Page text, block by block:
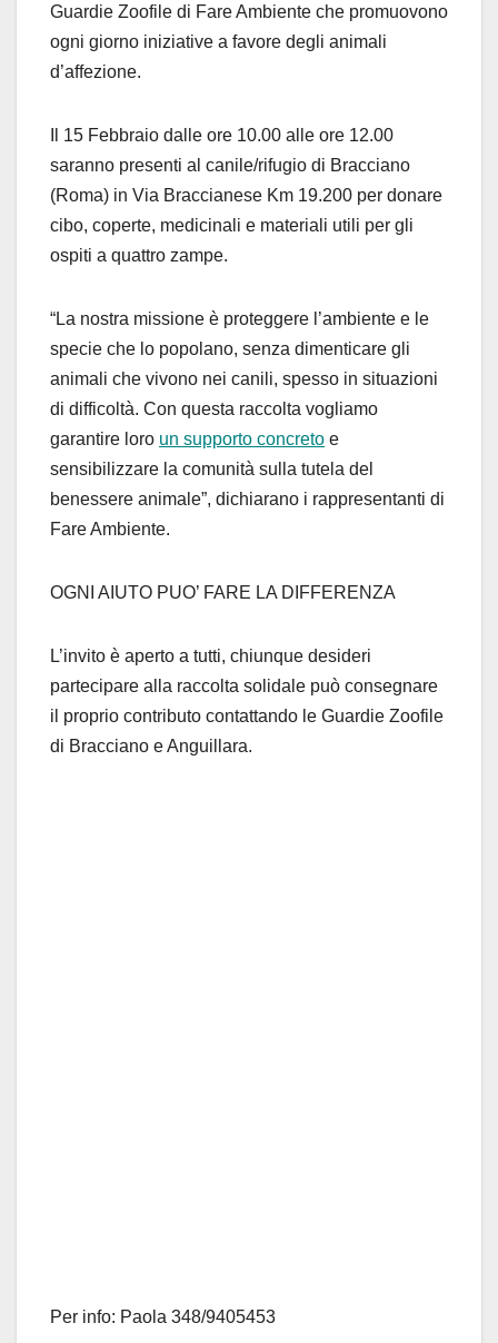
Guardie Zoofile di Fare Ambiente che promuovono
ogni giorno iniziative a favore degli animali
d’affezione.
15 Febbraio dalle ore 10.00 alle ore 12.00
saranno presenti al canile/rifugio di Bracciano
(Roma) in Via Braccianese Km 19.200 per donare
cibo, coperte, medicinali e materiali utili per gli
ospiti a quattro zampe.
“La nostra missione è proteggere l’ambiente e le
specie che lo popolano, senza dimenticare gli
animali che vivono nei canili, spesso in situazioni
di difficoltà. Con questa raccolta vogliamo
garantire loro un supporto concreto e
sensibilizzare la comunità sulla tutela del
benessere animale”, dichiarano i rappresentanti di
Fare Ambiente.
OGNI AIUTO PUO’ FARE LA DIFFERENZA
L’invito è aperto a tutti, chiunque desideri
partecipare alla raccolta solidale può consegnare
il proprio contributo contattando le Guardie Zoofile
di Bracciano eAnguillara.
Per info: Paola 348/9405453